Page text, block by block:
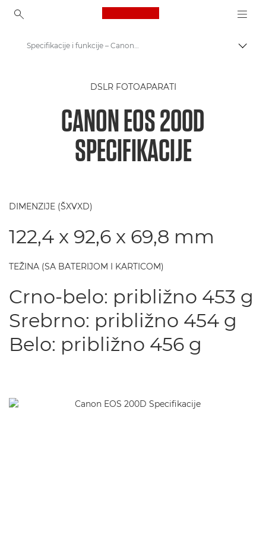
Canon Logo, back to
Digitalni fotoaparati
Canon EOS 200D
Specifikacije i funkcije – Canon EOS 200D
DSLR FOTOAPARATI
CANON EOS 200D
SPECIFIKACIJE
DIMENZIJE (ŠXVXD)
122,4 x 92,6 x 69,8 mm
TEŽINA (SA BATERIJOM I KARTICOM)
Crno-belo: približno 453 g
Srebrno: približno 454 g
Belo: približno 456 g